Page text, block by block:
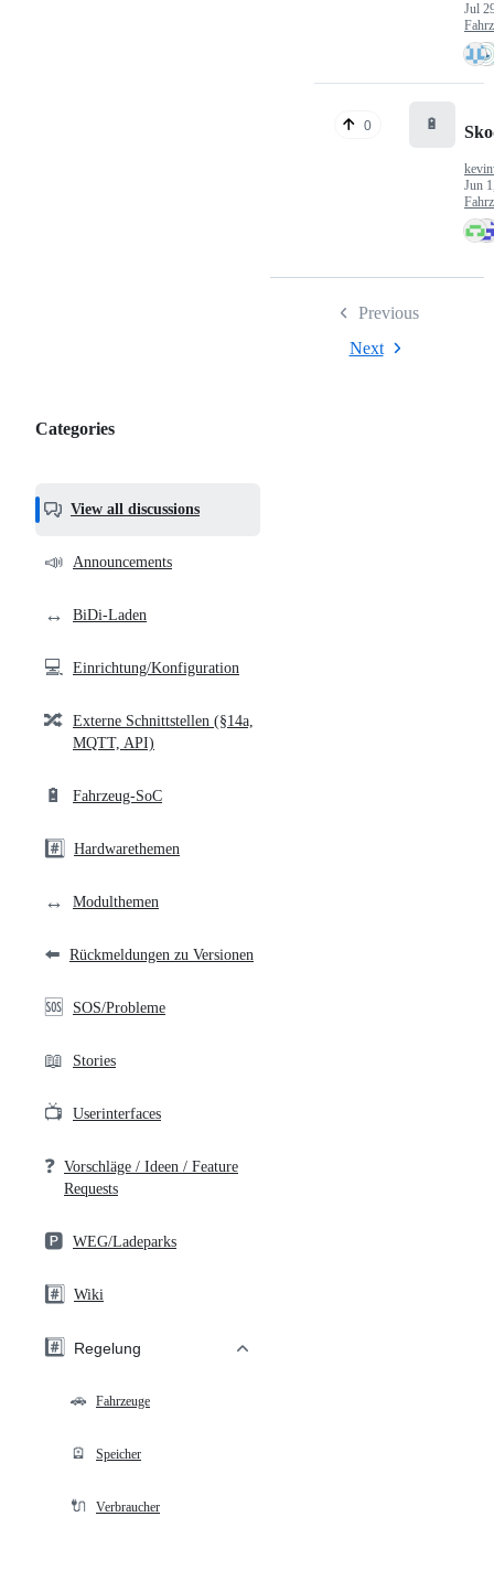
Categories,
helpful,
and
community
Categories
View all discussions
📣 Announcements
↔️ BiDi-Laden
💻 Einrichtung/Konfiguration
🔀 Externe Schnittstellen (§14a,
MQTT, API)
🔋 Fahrzeug-SoC
#️⃣ Hardwarethemen
↔️ Modulthemen
⬅️ Rückmeldungen zu Versionen
🆘 SOS/Probleme
📖 Stories
📺 Userinterfaces
❓ Vorschläge / Ideen / Feature
Requests
🅿️ WEG/Ladeparks
#️⃣ Wiki
#️⃣ Regelung
🚗 Fahrzeuge
🪫 Speicher
🔌 Verbraucher
Jul
0 🔋
Jun
Previous
Next